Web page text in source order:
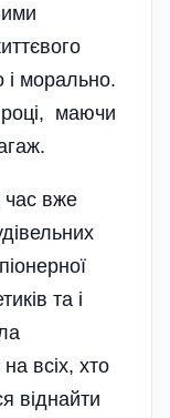
і морально.
маючи
час вже
та і
всіх, хто
віднайти